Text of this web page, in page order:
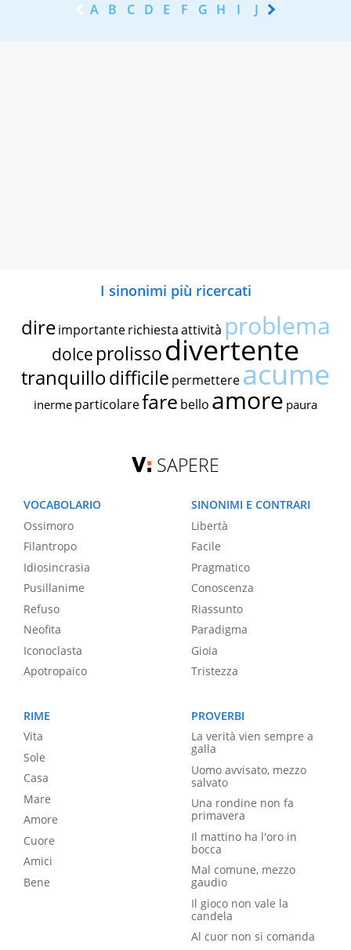
A B C D E F G H I J K
I sinonimi più ricercati
dire importante richiestaattività problema
dolce prolissodivertente
tranquillodifficile permettereacume
inerme particolarefare bello amore paura
SAPERE
VOCABOLARIO
Ossimoro
Filantropo
Idiosincrasia
Pusillanime
Refuso
Neofita
Iconoclasta
Apotropaico
SINONIMI E CONTRARI
Libertà
Facile
Pragmatico
Conoscenza
Riassunto
Paradigma
Gioia
Tristezza
RIME
Vita
Sole
Casa
Mare
Amore
Cuore
Amici
Bene
PROVERBI
La verità vien sempre a
galla
Uomo avvisato, mezzo
salvato
Una rondine non fa
primavera
Il mattino ha l'oro in
bocca
Mal comune, mezzo
gaudio
Il gioco non vale la
candela
Al cuor non si comanda